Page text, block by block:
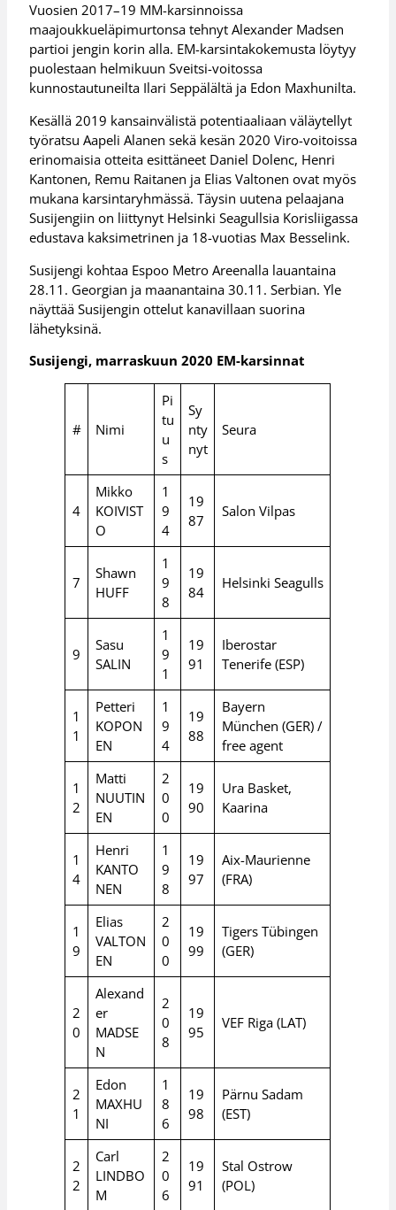
Vuosien 2017–19 MM-karsinnoissa
maajoukkueläpimurtonsa tehnyt Alexander Madsen
partioi jengin korin alla. EM-karsintakokemusta löytyy
puolestaan helmikuun Sveitsi-voitossa
kunnostautuneilta Ilari Seppälältä ja Edon Maxhunilta.
Kesällä 2019 kansainvälistä potentiaaliaan väläytellyt
työratsu Aapeli Alanen sekä kesän 2020 Viro-voitoissa
erinomaisia otteita esittäneet Daniel Dolenc, Henri
Kantonen, Remu Raitanen ja Elias Valtonen ovat myös
mukana karsintaryhmässä. Täysin uutena pelaajana
Susijengiin on liittynyt Helsinki Seagullsia Korisliigassa
edustava kaksimetrinen ja 18-vuotias Max Besselink.
Susijengi kohtaa Espoo Metro Areenalla lauantaina
28.11. Georgian ja maanantaina 30.11. Serbian. Yle
näyttää Susijengin ottelut kanavillaan suorina
lähetyksinä.
Susijengi, marraskuun 2020 EM-karsinnat
# Nimi
Pi
tu
u
s
Sy
nty
nyt
Seura
4
Mikko
KOIVIST
O
1
9
4
19
87
Salon Vilpas
7
Shawn
HUFF
1
9
8
19
84
Helsinki Seagulls
9
Sasu
SALIN
1
9
1
19
91
Iberostar
Tenerife (ESP)
1
1
Petteri
KOPON
EN
1
9
4
19
88
Bayern
München (GER) /
free agent
1
2
Matti
NUUTIN
EN
2
0
0
19
90
Ura Basket,
Kaarina
1
4
Henri
KANTO
NEN
1
9
8
19
97
Aix-Maurienne
(FRA)
1
9
Elias
VALTON
EN
2
0
0
19
99
Tigers Tübingen
(GER)
2
0
Alexand
er
MADSE
N
2
0
8
19
95
VEF Riga (LAT)
2
1
Edon
MAXHU
NI
1
8
6
19
98
Pärnu Sadam
(EST)
2
2
Carl
LINDBO
M
2
0
6
19
91
Stal Ostrow
(POL)